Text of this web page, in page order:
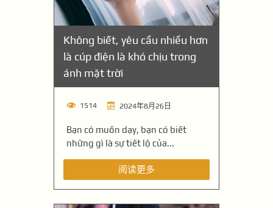
Không biết, yêu cầu nhiều hơn
là cúp điện là khó chịu trong
ánh mặt trời
1514 2024年8月26日
Bạn có muốn dạy, bạn có biết
những gì là sự tiết lộ của...
阅读更多